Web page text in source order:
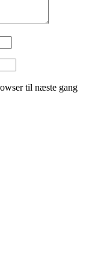
til næste gang